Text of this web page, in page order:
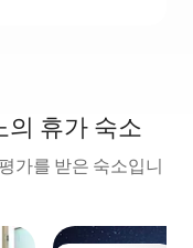
의 휴가 숙소
가를 받은 숙소입니